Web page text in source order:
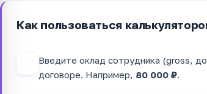
Как пользоваться
Введите оклад сотрудника (gross,
договоре. Например, 80 000 ₽